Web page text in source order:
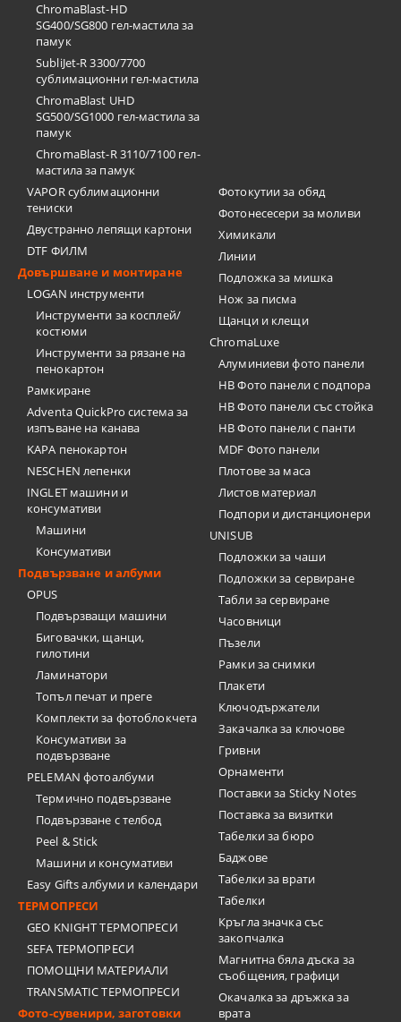
ChromaBlast-HD
SG400/SG800 гел-мастила за
памук
SubliJet-R 3300/7700
сублимационни гел-мастила
ChromaBlast UHD
SG500/SG1000 гел-мастила за
памук
ChromaBlast-R 3110/7100 гел-
мастила за памук
VAPOR сублимационни
тениски
Двустранно лепящи картони
DTF ФИЛМ
Довършване и монтиране
LOGAN инструменти
Инструменти за косплей/
костюми
Инструменти за рязане на
пенокартон
Рамкиране
Adventa QuickPro система за
изпъване на канава
KAPA пенокартон
NESCHEN лепенки
INGLET машини и
консумативи
Машини
Консумативи
Подвързване и албуми
OPUS
Подвързващи машини
Биговачки, щанци,
гилотини
Ламинатори
Топъл печат и преге
Комплекти за фотоблокчета
Консумативи за
подвързване
PELEMAN фотоалбуми
Термично подвързване
Подвързване с телбод
Peel & Stick
Машини и консумативи
Easy Gifts албуми и календари
ТЕРМОПРЕСИ
GEO KNIGHT ТЕРМОПРЕСИ
SEFA ТЕРМОПРЕСИ
ПОМОЩНИ МАТЕРИАЛИ
TRANSMATIC ТЕРМОПРЕСИ
Фото-сувенири, заготовки
Фотокутии за обяд
Фотонесесери за моливи
Химикали
Линии
Подложка за мишка
Нож за писма
Щанци и клещи
ChromaLuxe
Алуминиеви фото панели
HB Фото панели с подпора
HB Фото панели със стойка
HB Фото панели с панти
MDF Фото панели
Плотове за маса
Листов материал
Подпори и дистанционери
UNISUB
Подложки за чаши
Подложки за сервиране
Табли за сервиране
Часовници
Пъзели
Рамки за снимки
Плакети
Ключодържатели
Закачалка за ключове
Гривни
Орнаменти
Поставки за Sticky Notes
Поставка за визитки
Tабелки за бюро
Баджове
Табелки за врати
Табелки
Кръгла значка със
закопчалка
Магнитна бяла дъска за
съобщения, графици
Окачалка за дръжка за
врата